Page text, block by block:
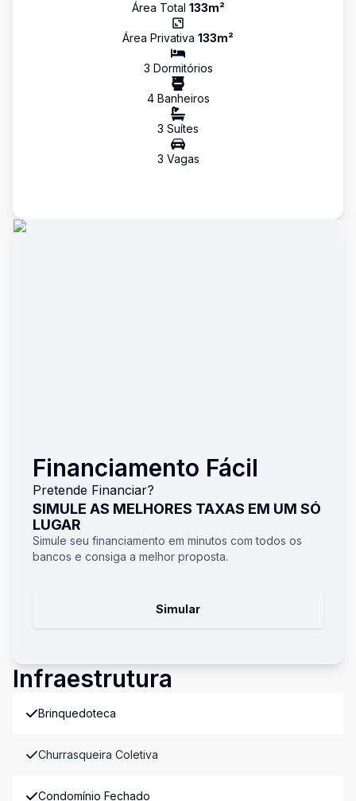
Área Total 133m²
Área Privativa 133m²
3 Dormitórios
4Banheiros
3 Suítes
3 Vagas
Financiamento Fácil
Pretende Financiar?
SIMULE AS MELHORES TAXAS EM UM SÓ
LUGAR
Simule seu financiamento em minutos com todos os
bancos e consiga a melhor proposta.
Simular
Infraestrutura
Brinquedoteca
Churrasqueira Coletiva
Condomínio Fechado